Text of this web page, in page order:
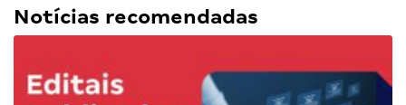
Notícias recomendadas